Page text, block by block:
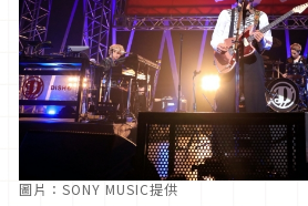
圖片：SONY MUSIC提供